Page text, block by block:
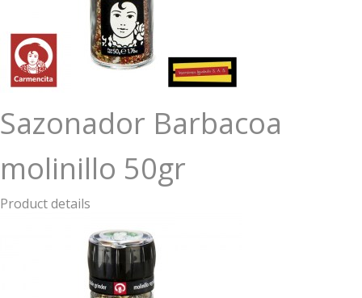
Sazonador Barbacoa
molinillo 50gr
Product details